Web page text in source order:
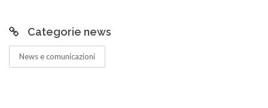
Categorie news
News e comunicazioni